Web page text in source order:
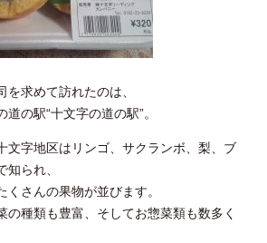
を求めて訪れたのは、
の駅“十文字の道の駅”。
文字地区はリンゴ、サクランボ、梨、ブ
知られ、
くさんの果物が並びます。
の種類も豊富、そしてお惣菜類も数多く